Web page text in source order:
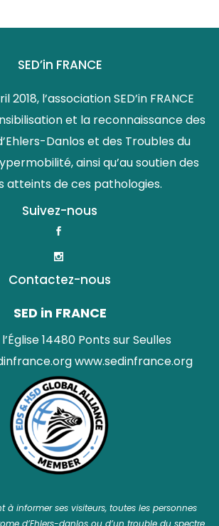
SED’in FRANCE
2018, l’association SED’in FRANCE
et la reconnaissance des
Danlos et des Troubles du
ainsi qu’au soutien des
atteints de ces pathologies.
Suivez-nous
Contactez-nous
SED in FRANCE
14480 Ponts sur Seulles
www.sedinfrance.org
à informer ses visiteurs, toutes les personnes
d’Ehlers-danlos ou d’un trouble du spectre